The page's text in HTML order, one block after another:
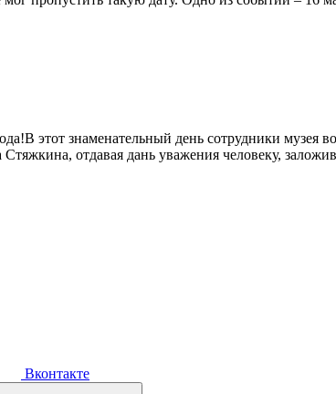
этот знаменательный день сотрудники музея
отдавая дань уважения человеку,
Вконтакте